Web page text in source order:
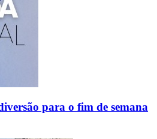
para o fim de semana